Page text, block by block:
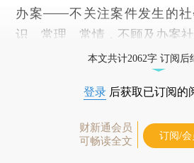
办案——不关注案件发生的社
识、常理、常情，不顾及办案社
本文共计2062字 订阅后
登录 后获取已订阅的
财新通会员
可畅读全文
订阅/会